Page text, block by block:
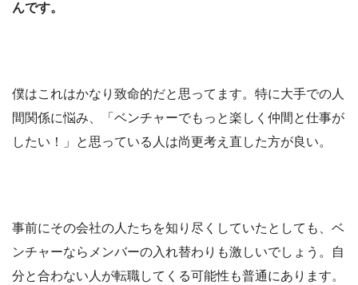
んです。
僕はこれはかなり致命的だと思ってます。特に大手での人
間関係に悩み、「ベンチャーでもっと楽しく仲間と仕事が
したい！」と思っている人は尚更考え直した方が良い。
事前にその会社の人たちを知り尽くしていたとしても、ベ
ンチャーならメンバーの入れ替わりも激しいでしょう。自
分と合わない人が転職してくる可能性も普通にあります。